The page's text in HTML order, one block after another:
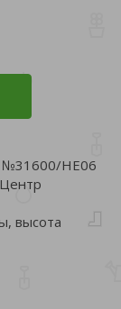
№31600/НЕ06
высота